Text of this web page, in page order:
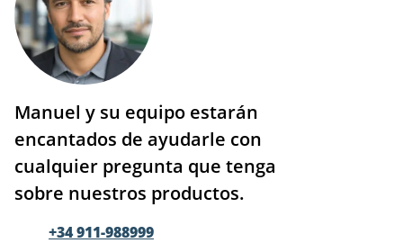
Manuel y su equipo estarán
encantados de ayudarle con
cualquier pregunta que tenga
sobre nuestros productos.
+34 911-988999